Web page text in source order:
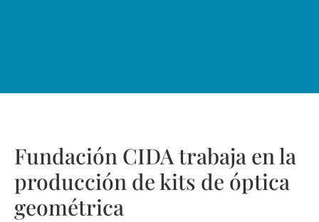
Fundación CIDA trabaja en la
producción de kits de óptica
geométrica